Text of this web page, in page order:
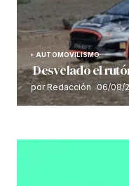
AUTOMOVILISMO
Desvelado el
por Redacción 06/08/